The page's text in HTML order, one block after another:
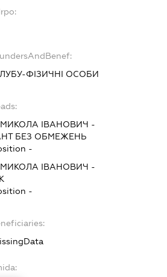
ФІЗИЧНІ ОСОБИ
ІВАНОВИЧ -
БЕЗ ОБМЕЖЕНЬ
-
ІВАНОВИЧ -
-